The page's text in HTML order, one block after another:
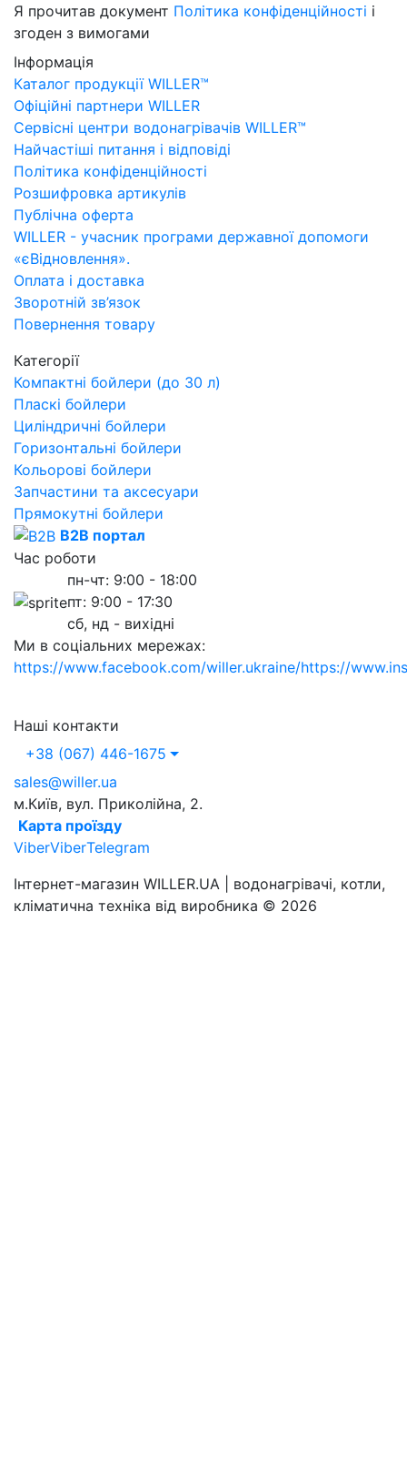
Я прочитав документ Політика конфіденційності і
згоден з вимогами
Інформація
Каталог продукції WILLER™
Офіційні партнери WILLER
Сервісні центри водонагрівачів WILLER™
Найчастіші питання і відповіді
Політика конфіденційності
Розшифровка артикулів
Публічна оферта
WILLER - учасник програми державної допомоги
«єВідновлення».
Оплата і доставка
Зворотній зв’язок
Повернення товару
Категорії
Компактні бойлери (до 30 л)
Пласкі бойлери
Циліндричні бойлери
Горизонтальні бойлери
Кольорові бойлери
Запчастини та аксесуари
Прямокутні бойлери
B2B портал
Час роботи
пн-чт: 9:00 - 18:00
пт: 9:00 - 17:30
сб, нд - вихідні
Ми в соціальних мережах:
https://www.facebook.com/willer.ukraine/https://
Наші контакти
+38 (067) 446-1675
sales@willer.ua
м.Київ, вул. Приколійна, 2.
Карта проїзду
ViberViberTelegram
Інтернет-магазин WILLER.UA | водонагрівачі, котли,
кліматична техніка від виробника © 2026